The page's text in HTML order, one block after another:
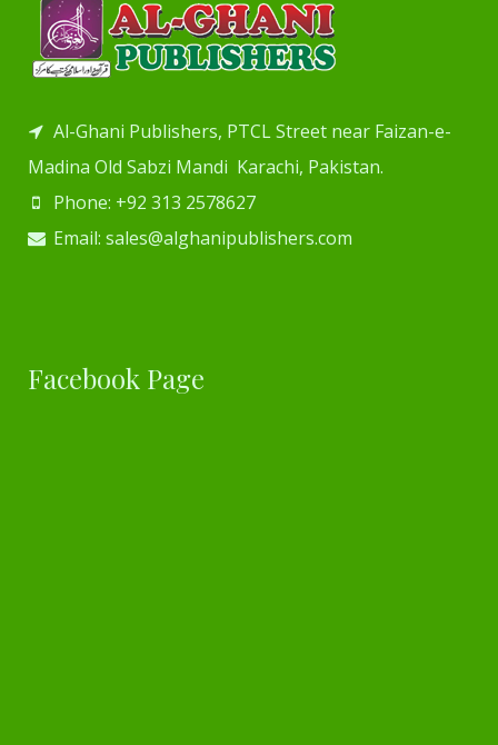
Al-Ghani Publishers, PTCL Street near Faizan-e-
Madina Old Sabzi Mandi Karachi, Pakistan.
Phone: +92 313 2578627
Email: sales@alghanipublishers.com
Facebook Page